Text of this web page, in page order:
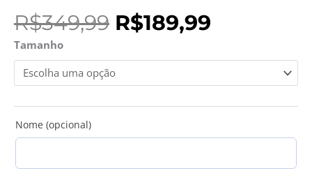
R$349,99 O
preço
original
era:
R$349,99.
R$189,99
atual
R$189,99.
Tamanho
Nome (opcional)
Camisa
Retrô
Milan
06/07
Home
quantidade